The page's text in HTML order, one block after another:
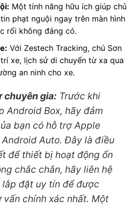
Một tính năng hữu ích giúp chủ
phạt nguội ngay trên màn hình
rối không đáng có.
Với Zestech Tracking, chú Sơn
xe, lịch sử di chuyển từ xa qua
an ninh cho xe.
chuyên gia: Trước khi
Android Box, hãy đảm
bạn có hỗ trợ Apple
Android Auto. Đây là điều
để thiết bị hoạt động ổn
chắc chắn, hãy liên hệ
đặt uy tín để được
chính xác nhất. Một